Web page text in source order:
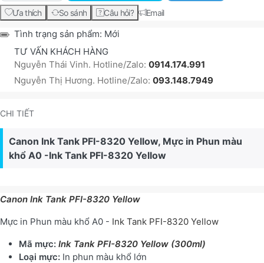
Ưa thích So sánh Câu hỏi? Email
Tình trạng sản phẩm: Mới
TƯ VẤN KHÁCH HÀNG
Nguyễn Thái Vinh. Hotline/Zalo: 0914.174.991
Nguyễn Thị Hương. Hotline/Zalo: 093.148.7949
CHI TIẾT
Canon Ink Tank PFI-8320 Yellow, Mực in Phun màu
khổ A0 -Ink Tank PFI-8320 Yellow
Canon Ink Tank PFI-8320 Yellow
Mực in Phun màu khổ A0 - Ink Tank PFI-8320 Yellow
Mã mực: Ink Tank PFI-8320 Yellow (300ml)
Loại mực: In phun màu khổ lớn